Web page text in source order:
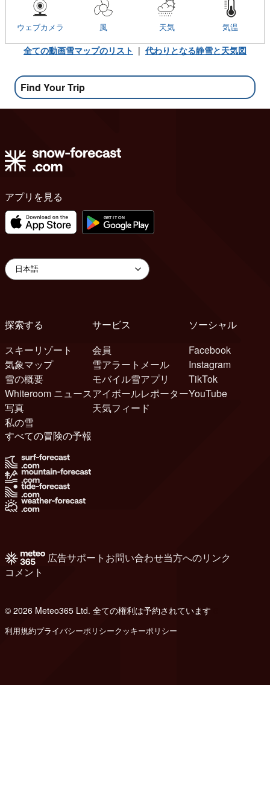
気温
天気
風
ウェブカメラ
全ての動画雪マップのリスト | 代わりとなる静雪と天気図
Find Your Trip
アプリを見る
探索する
スキーリゾート
気象マップ
雪の概要
Whiteroom ニュース
写真
私の雪
サービス
会員
雪アラートメール
モバイル雪アプリ
アイボールレポーター
天気フィード
ソーシャル
Facebook
Instagram
TikTok
YouTube
すべての冒険の予報
広告サポート お問い合わせ当方へのリンク
コメント
© 2026 Meteo365 Ltd. 全ての権利は予約されています
利用規約プライバシーポリシークッキーポリシー